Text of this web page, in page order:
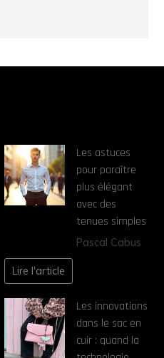
Les astuces
pour paraître
plus élégant
avec des
tenues simples
Pascal Cabus
Lire l'article
Les innovations
dans le sac en
cuir : quand la